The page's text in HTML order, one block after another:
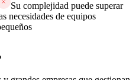
Su complejidad puede superar
necesidades de equipos